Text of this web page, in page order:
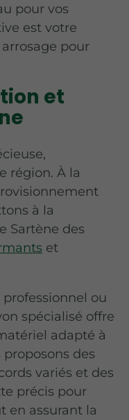
pour vos
est votre
pour
et
région. À la
à la
Sartène des
et
ou
spécialisé offre
adapté à
des
variés et des
précis pour
en assurant la